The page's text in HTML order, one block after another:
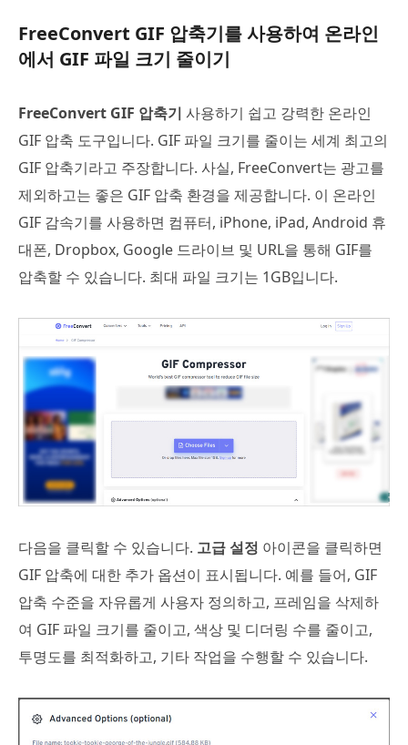
FreeConvert GIF 압축기를 사용하여 온라인
에서 GIF 파일 크기 줄이기
FreeConvert GIF 압축기 사용하기 쉽고 강력한 온라인
GIF 압축 도구입니다. GIF 파일 크기를 줄이는 세계 최고의
GIF 압축기라고 주장합니다. 사실, FreeConvert는 광고를
제외하고는 좋은 GIF 압축 환경을 제공합니다. 이 온라인
GIF 감속기를 사용하면 컴퓨터, iPhone, iPad, Android 휴
대폰, Dropbox, Google 드라이브 및 URL을 통해 GIF를
압축할 수 있습니다. 최대 파일 크기는 1GB입니다.
다음을 클릭할 수 있습니다. 고급 설정 아이콘을 클릭하면
GIF 압축에 대한 추가 옵션이 표시됩니다. 예를 들어, GIF
압축 수준을 자유롭게 사용자 정의하고, 프레임을 삭제하
여 GIF 파일 크기를 줄이고, 색상 및 디더링 수를 줄이고,
투명도를 최적화하고, 기타 작업을 수행할 수 있습니다.